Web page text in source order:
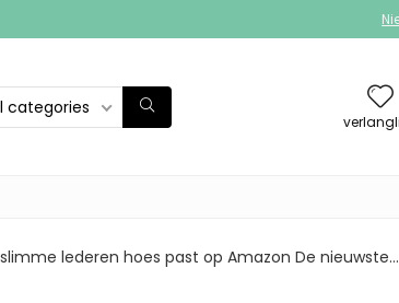
categories
lederen hoes past op Amazon De nieuwste…